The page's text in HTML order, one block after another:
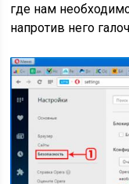
где нам
напротив него